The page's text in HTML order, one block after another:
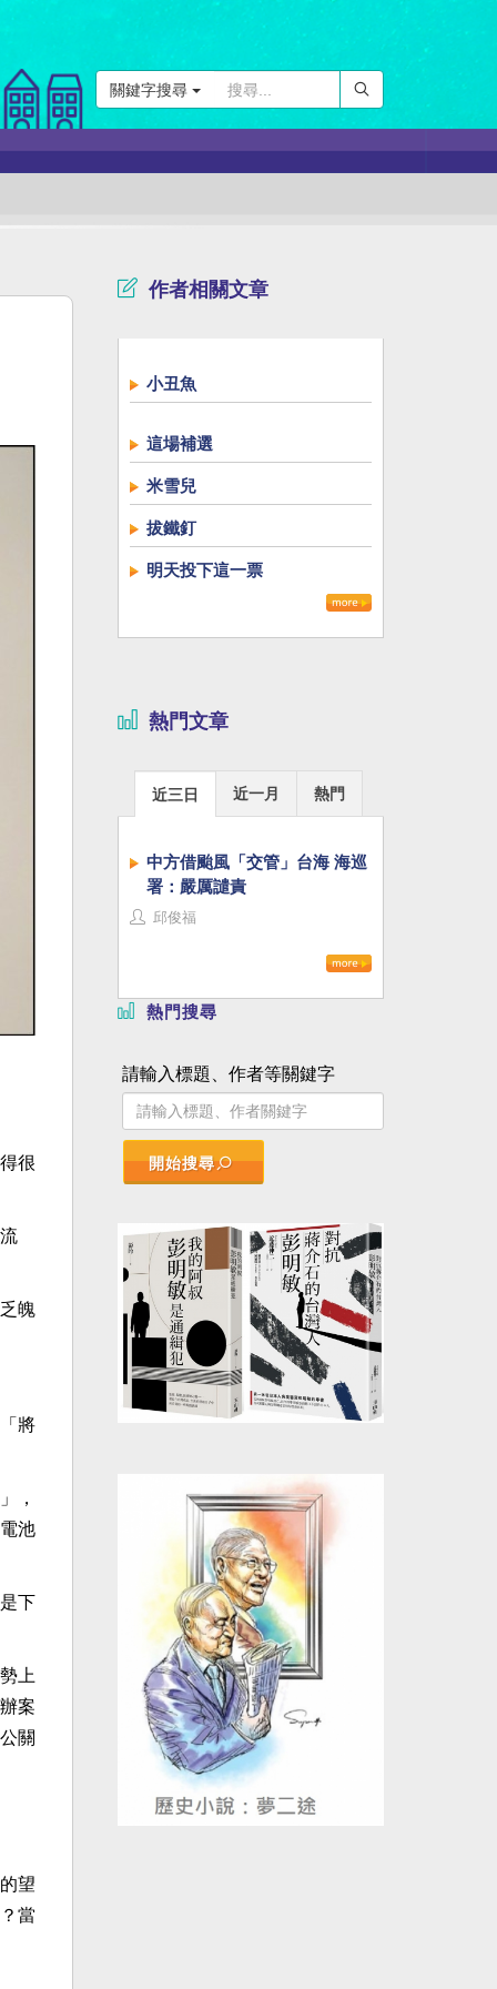
關鍵字搜尋
很
魄
將
，
池
下
上
案
關
望
當
作者相關文章
小丑魚
這場補選
米雪兒
拔鐵釘
明天投下這一票
熱門文章
近三日 近一月 熱門
中方借颱風「交管」台海 海巡
署：嚴厲譴責
邱俊福
熱門搜尋
請輸入標題、作者等關鍵字
開始搜尋